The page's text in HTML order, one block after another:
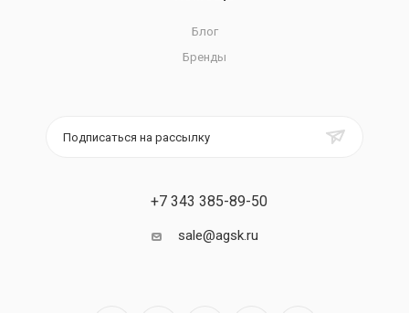
Блог
Бренды
Подписаться на рассылку
+7 343 385-89-50
sale@agsk.ru